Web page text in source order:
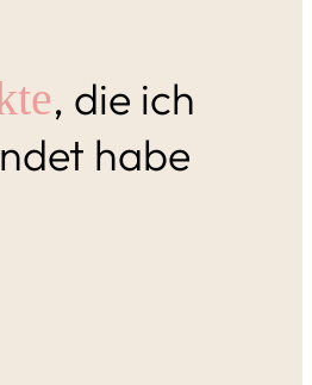
, die ich
habe